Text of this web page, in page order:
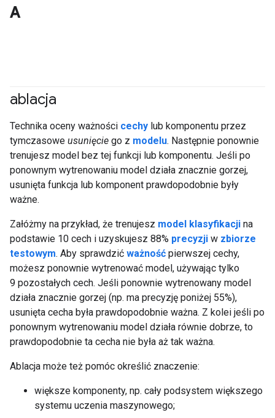
A
ablacja
Technika oceny ważności cechy lub komponentu przez
tymczasowe usunięcie go z modelu. Następnie ponownie
trenujesz model bez tej funkcji lub komponentu. Jeśli po
ponownym wytrenowaniu model działa znacznie gorzej,
usunięta funkcja lub komponent prawdopodobnie były
ważne.
Załóżmy na przykład, że trenujesz model klasyfikacji na
podstawie 10 cech i uzyskujesz 88% precyzji w zbiorze
testowym. Aby sprawdzić ważność pierwszej cechy,
możesz ponownie wytrenować model, używając tylko
9 pozostałych cech. Jeśli ponownie wytrenowany model
działa znacznie gorzej (np. ma precyzję poniżej 55%),
usunięta cecha była prawdopodobnie ważna. Z kolei jeśli po
ponownym wytrenowaniu model działa równie dobrze, to
prawdopodobnie ta cecha nie była aż tak ważna.
Ablacja może też pomóc określić znaczenie:
większe komponenty, np. cały podsystem większego
systemu uczenia maszynowego;